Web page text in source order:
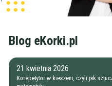
Blog eKorki.pl
21 kwietnia 2026
Korepetytor w kieszeni, czyli jak